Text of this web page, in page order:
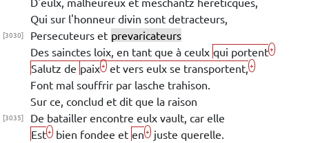
Qui sur l'honneur divin sont detracteurs,
[3030] Persecuteurs et prevaricateurs
Des sainctes loix, en tant que à ceulx qui portent+
Salutz de paix+ et vers eulx se transportent, +
Font mal souffrir par lasche trahison.
Sur ce, conclud et dit que la raison
[3035]
De batailler encontre eulx vault, car elle
Est+ bien fondee et en + juste querelle.